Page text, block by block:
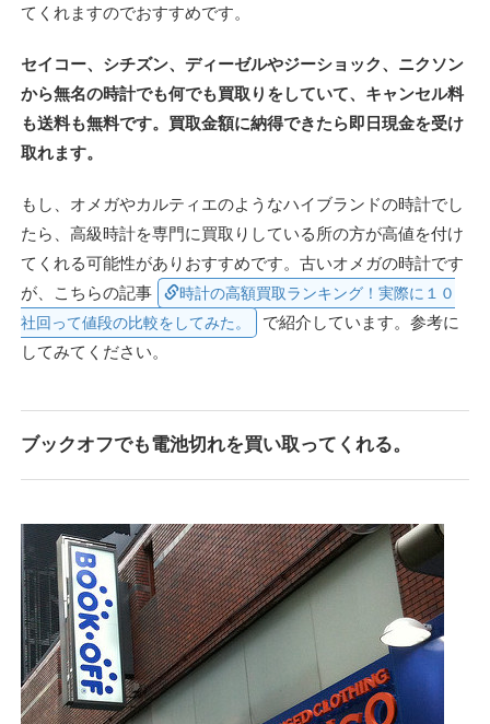
てくれますのでおすすめです。
セイコー、シチズン、ディーゼルやジーショック、ニクソン
から無名の時計でも何でも買取りをしていて、キャンセル料
も送料も無料です。買取金額に納得できたら即日現金を受け
取れます。
もし、オメガやカルティエのようなハイブランドの時計でし
たら、高級時計を専門に買取りしている所の方が高値を付け
てくれる可能性がありおすすめです。古いオメガの時計です
が、こちらの記事
時計の高額買取ランキング！実際に１０
社回って値段の比較をしてみた。
で紹介しています。参考に
してみてください。
ブックオフでも電池切れを買い取ってくれる。